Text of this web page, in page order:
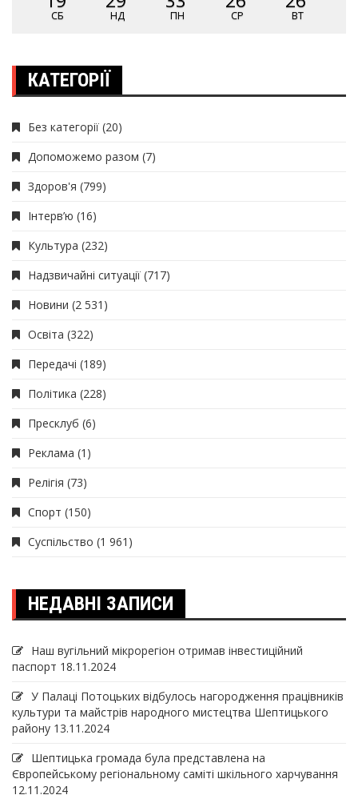
СБ НД ПН СР ВТ
КАТЕГОРІЇ
Без категорії (20)
Допоможемо разом (7)
Здоров'я (799)
Інтерв’ю (16)
Культура (232)
Надзвичайні ситуації (717)
Новини (2 531)
Освіта (322)
Передачі (189)
Політика (228)
Пресклуб (6)
Реклама (1)
Релігія (73)
Спорт (150)
Суспільство (1 961)
НЕДАВНІ ЗАПИСИ
Наш вугільний мікрорегіон отримав інвеcтиційний
паспорт 18.11.2024
У Палаці Потоцьких відбулось нагородження працівників
культури та майстрів народного мистецтва Шептицького
району 13.11.2024
Шептицька громада була представлена на
Європейському регіональному саміті шкільного харчування
12.11.2024